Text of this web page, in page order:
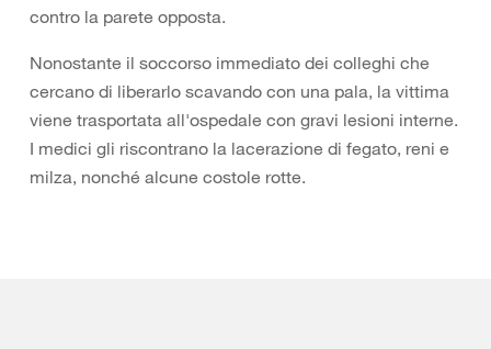
contro la parete opposta.
Nonostante il soccorso immediato dei colleghi che
cercano di liberarlo scavando con una pala, la vittima
viene trasportata all'ospedale con gravi lesioni interne.
I medici gli riscontrano la lacerazione di fegato, reni e
milza, nonché alcune costole rotte.